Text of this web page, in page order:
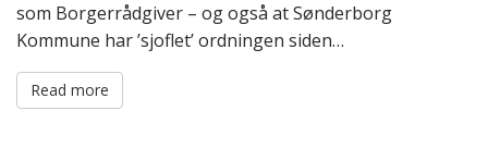
som Borgerrådgiver – og også at Sønderborg
Kommune har ’sjoflet’ ordningen siden…
Read more